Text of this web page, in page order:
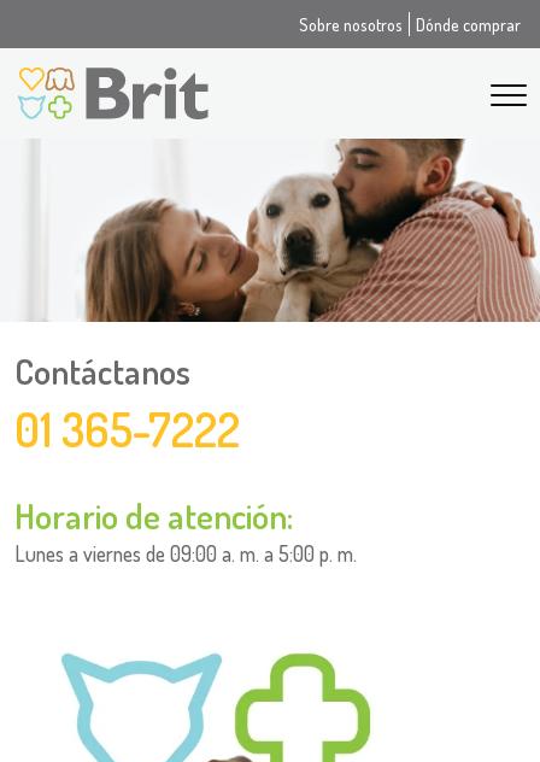
Sobre nosotros Dónde comprar
Contáctanos
01 365-7222
Horario de atención:
Lunes a viernes de 09:00 a. m. a 5:00 p. m.